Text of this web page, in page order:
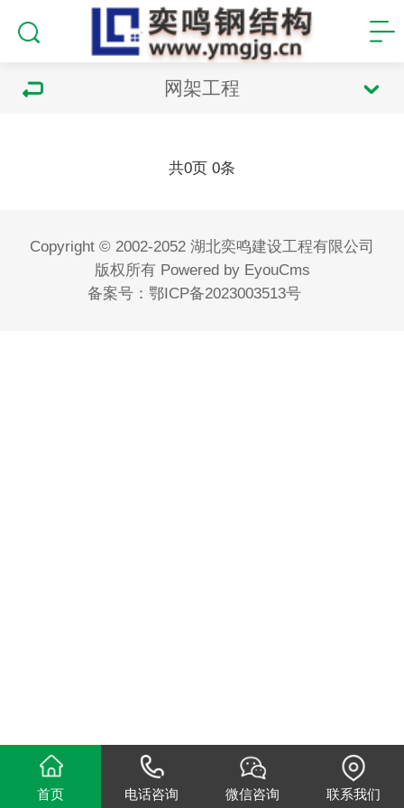
网架工程
共0页 0条
Copyright © 2002-2052 湖北奕鸣建设工程有限公司
版权所有Powered by EyouCms
备案号： 鄂ICP备2023003513号
首页 电话咨询 微信咨询 联系我们